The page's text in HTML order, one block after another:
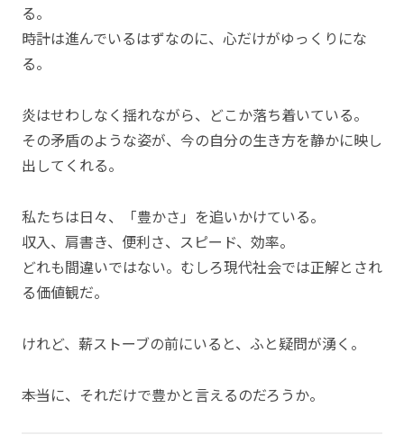
る。
時計は進んでいるはずなのに、心だけがゆっくりにな
る。
炎はせわしなく揺れながら、どこか落ち着いている。
その矛盾のような姿が、今の自分の生き方を静かに映し
出してくれる。
私たちは日々、「豊かさ」を追いかけている。
収入、肩書き、便利さ、スピード、効率。
どれも間違いではない。むしろ現代社会では正解とされ
る価値観だ。
けれど、薪ストーブの前にいると、ふと疑問が湧く。
――本当に、それだけで豊かと言えるのだろうか。